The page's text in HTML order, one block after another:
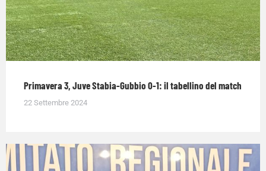
Primavera 3, Juve Stabia-Gubbio 0-1: il tabellino del match
22 Settembre 2024